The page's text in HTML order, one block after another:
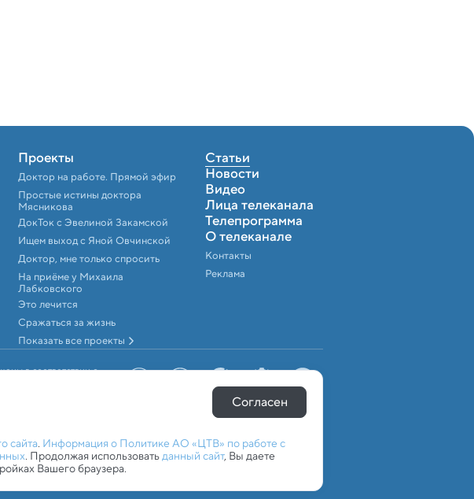
Проекты
Доктор на работе. Прямой эфир
Простые истины доктора
Мясникова
ДокТок с Эвелиной Закамской
Ищем выход с Яной Овчинской
Доктор, мне только спросить
На приёме у Михаила
Лабковского
Это лечится
Сражаться за жизнь
Показать все проекты
Статьи
Новости
Видео
Лица телеканала
Телепрограмма
О телеканале
Контакты
Реклама
в соответствии с
Согласен
сайта. Информация о Политике АО «ЦТВ» по работе с
. Продолжая использоватьданный сайт, Вы даете
Вашего браузера.